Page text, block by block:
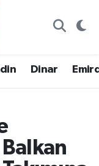
Dinar